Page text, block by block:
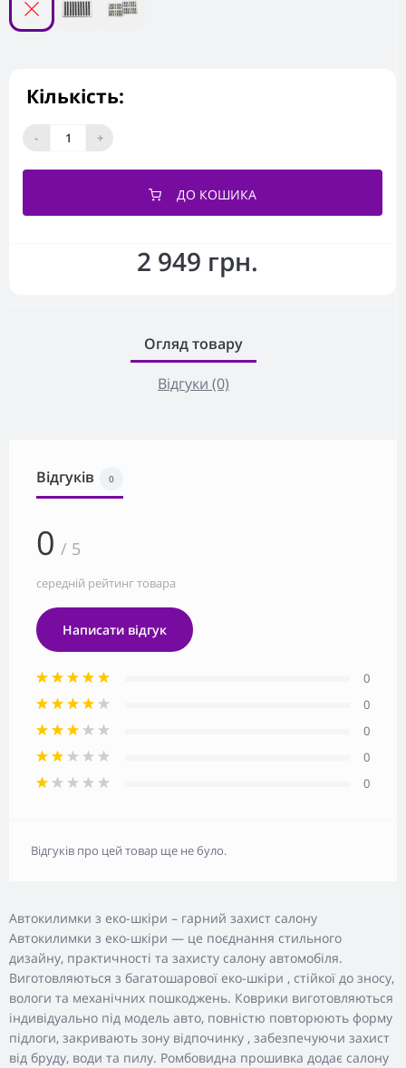
2 949 грн.
Кількість:
- +
ДО КОШИКА
Огляд товару
Відгуки (0)
Автокилимки з еко-шкіри – гарний захист салону
Автокилимки з еко-шкіри — це поєднання стильного
дизайну, практичності та захисту салону автомобіля.
Виготовляються з багатошарової еко-шкіри , стійкої до зносу,
вологи та механічних пошкоджень. Коврики виготовляються
індивідуально під модель авто, повністю повторюють форму
підлоги, закривають зону відпочинку , забезпечуючи захист
від бруду, води та пилу. Ромбовидна прошивка додає салону
Відгуків 0
0 / 5
середній рейтинг товара
Написати відгук
0
0
0
0
0
Відгуків про цей товар ще не було.